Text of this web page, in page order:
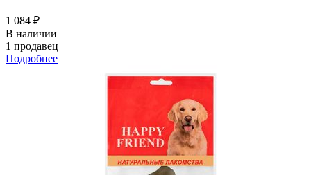
1 084 ₽
В наличии
1 продавец
Подробнее